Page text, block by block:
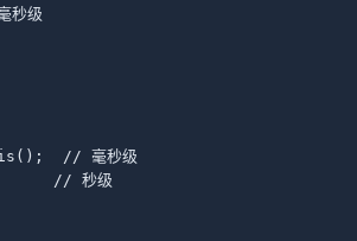
级
// 毫秒级
// 秒级